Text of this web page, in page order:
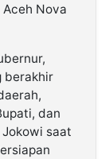
Nova
berakhir
dan
saat